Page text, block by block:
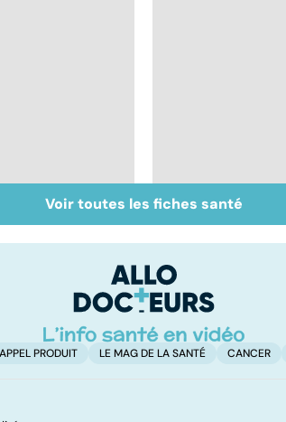
des
: que faire
Suicide :
passage à
Voir toutes les fiches santé
PRODUIT LE MAG DE LA SANTÉ CANCER